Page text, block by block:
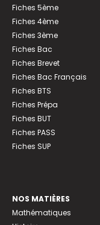
Fiches 5ème
Fiches 4ème
Fiches 3ème
Fiches Bac
Fiches Brevet
Fiches Bac Français
Fiches BTS
Fiches Prépa
Fiches BUT
Fiches PASS
Fiches SUP
NOS MATIÈRES
Mathématiques